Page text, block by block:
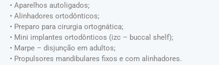
• Aparelhos autoligados;
• Alinhadores ortodônticos;
• Preparo para cirurgia ortognática;
• Mini implantes ortodônticos (izc – buccal shelf);
• Marpe – disjunção em adultos;
• Propulsores mandibulares fixos e com alinhadores.